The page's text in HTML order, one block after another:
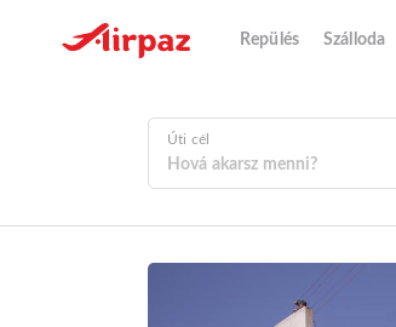
Repülés Szálloda
Úti cél